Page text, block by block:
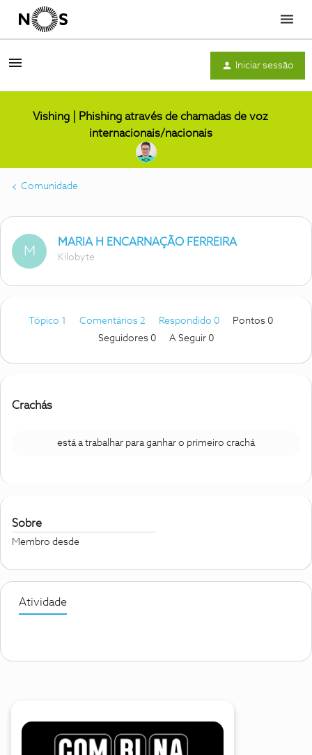
Menu
Iniciar sessão
Vishing | Phishing através de chamadas de voz
internacionais/nacionais
Comunidade
M
MARIA H ENCARNAÇÃO FERREIRA
Kilobyte
Tópico 1 Comentários 2 Respondido 0
Pontos 0
Seguidores 0 A Seguir 0
Crachás
está a trabalhar para ganhar o primeiro crachá
Sobre
Membro desde
Atividade